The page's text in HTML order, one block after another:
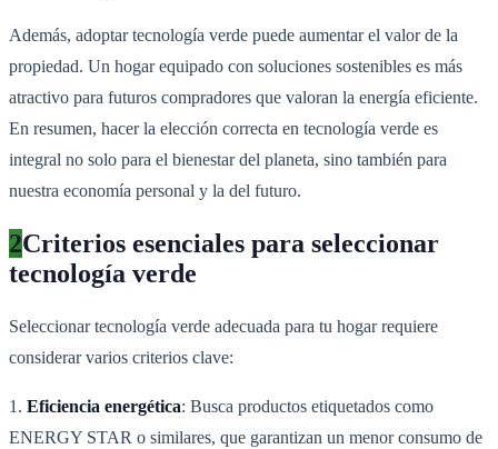
Además, adoptar tecnología verde puede aumentar el valor de la
propiedad. Un hogar equipado con soluciones sostenibles es más
atractivo para futuros compradores que valoran la energía eficiente.
En resumen, hacer la elección correcta en tecnología verde es
integral no solo para el bienestar del planeta, sino también para
nuestra economía personal y la del futuro.
2Criterios esenciales para seleccionar
tecnología verde
Seleccionar tecnología verde adecuada para tu hogar requiere
considerar varios criterios clave:
1. Eficiencia energética: Busca productos etiquetados como
ENERGY STAR o similares, que garantizan un menor consumo de